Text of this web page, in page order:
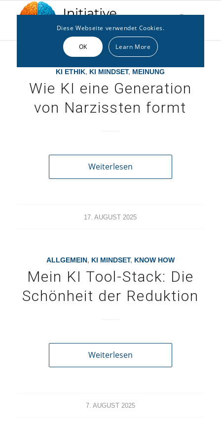
KI ETHIK, KI MINDSET, MEINUNG
Wie KI eine Generation
von Narzissten formt
Weiterlesen
17. AUGUST 2025
ALLGEMEIN, KI MINDSET, KNOW HOW
Mein KI Tool-Stack: Die
Schönheit der Reduktion
Weiterlesen
7. AUGUST 2025
Diese Webseite verwendet Cookies.
OK Learn More